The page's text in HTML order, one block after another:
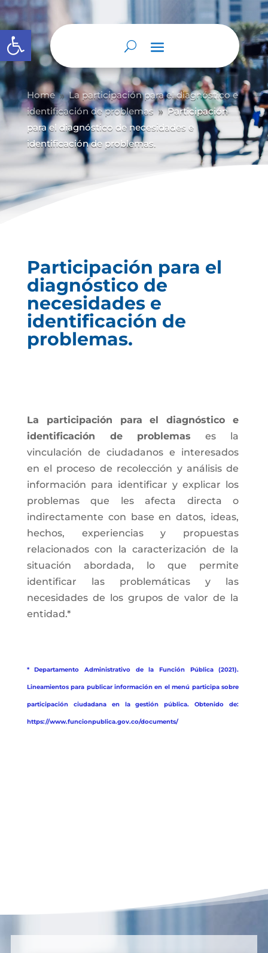
Abrir barra de herramientas
Home 9 La participación para el diagnóstico e
identificación de problemas 9 Participación
para el diagnóstico de necesidades e
identificación de problemas.
Participación para el
diagnóstico de
necesidades e
identificación de
problemas.
La participación para el diagnóstico e
identificación de problemas es la
vinculación de ciudadanos e interesados
en el proceso de recolección y análisis de
información para identificar y explicar los
problemas que les afecta directa o
indirectamente con base en datos, ideas,
hechos, experiencias y propuestas
relacionados con la caracterización de la
situación abordada, lo que permite
identificar las problemáticas y las
necesidades de los grupos de valor de la
entidad.*
* Departamento Administrativo de la Función Pública (2021).
Lineamientos para publicar información en el menú participa sobre
participación ciudadana en la gestión pública. Obtenido de:
https://www.funcionpublica.gov.co/documents/